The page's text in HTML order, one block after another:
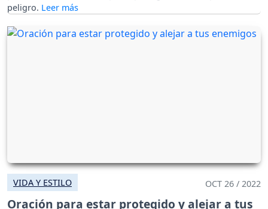
peligro.
VIDA Y ESTILO OCT 26 / 2022
Oración para estar protegido y alejar a tus